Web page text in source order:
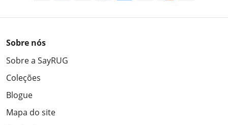
Sobre nós
Sobre a SayRUG
Coleções
Blogue
Mapa do site